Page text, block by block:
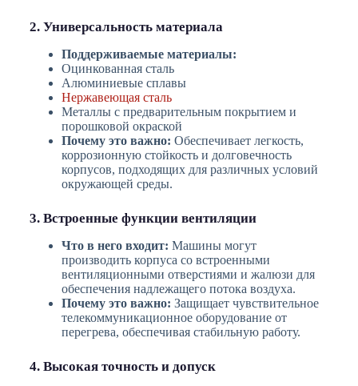
2. Универсальность материала
Поддерживаемые материалы:
Оцинкованная сталь
Алюминиевые сплавы
Нержавеющая сталь
Металлы с предварительным покрытием и
порошковой окраской
Почему это важно: Обеспечивает легкость,
коррозионную стойкость и долговечность
корпусов, подходящих для различных условий
окружающей среды.
3. Встроенные функции вентиляции
Что в него входит: Машины могут
производить корпуса со встроенными
вентиляционными отверстиями и жалюзи для
обеспечения надлежащего потока воздуха.
Почему это важно: Защищает чувствительное
телекоммуникационное оборудование от
перегрева, обеспечивая стабильную работу.
4. Высокая точность и допуск